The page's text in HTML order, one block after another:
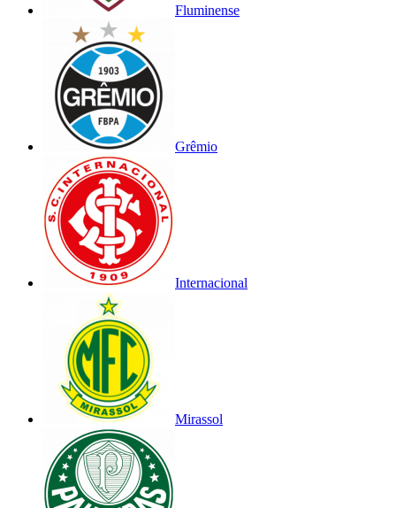
Fluminense
Grêmio
Internacional
Mirassol